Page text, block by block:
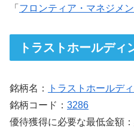
「 フロンティア・マネジメ
トラストホールディ
銘柄名：
トラストホールデ
銘柄コード： 3286
優待獲得に必要な最低金額